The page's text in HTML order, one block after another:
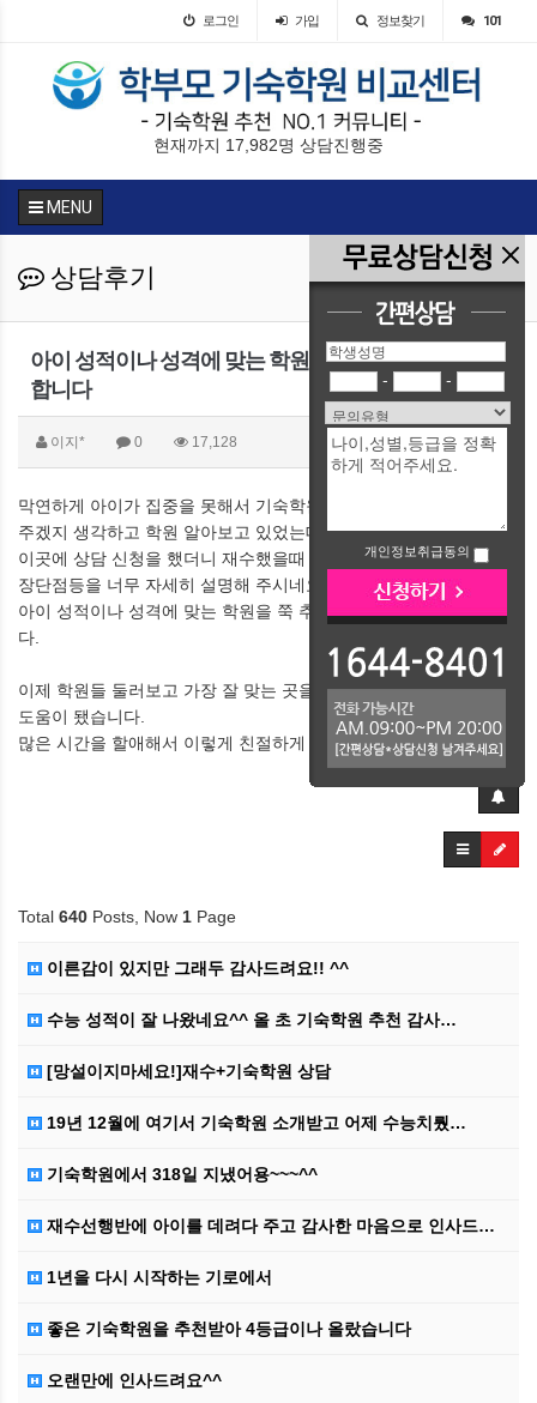
- -
개인정보취급동의
로그인 가입 정보찾기 101
현재까지 17,982명 상담진행중
MENU
상담후기
아이 성적이나 성격에 맞는 학원을 추천해 주셔서 감사
합니다
이지* 0 17,128
막연하게 아이가 집중을 못해서 기숙학원에 보내면 잘 관리해서 해
주겠지 생각하고 학원 알아보고 있었는데
이곳에 상담 신청을 했더니 재수했을때 기대할수 있는것, 학원 정보,
장단점등을 너무 자세히 설명해 주시네요.
아이 성적이나 성격에 맞는 학원을 쭉 추천해 주셔서 정말 좋았습니
다.
이제 학원들 둘러보고 가장 잘 맞는 곳을 찾아봐야겠지만 정말 많은
도움이 됐습니다.
많은 시간을 할애해서 이렇게 친절하게 상담해주셔서 감사합니다.
Total 640 Posts, Now 1 Page
이른감이 있지만 그래두 감사드려요!! ^^
수능 성적이 잘 나왔네요^^ 올 초 기숙학원 추천 감사…
[망설이지마세요!]재수+기숙학원 상담
19년 12월에 여기서 기숙학원 소개받고 어제 수능치뤘…
기숙학원에서 318일 지냈어용~~~^^
재수선행반에 아이를 데려다 주고 감사한 마음으로 인사드…
1년을 다시 시작하는 기로에서
좋은 기숙학원을 추천받아 4등급이나 올랐습니다
오랜만에 인사드려요^^